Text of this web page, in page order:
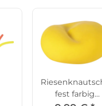
fest farbig